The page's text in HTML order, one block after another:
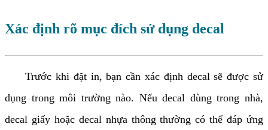
Xác định rõ mục đích sử dụng decal
Trước khi đặt in, bạn cần xác định decal sẽ được sử
dụng trong môi trường nào. Nếu decal dùng trong nhà,
decal giấy hoặc decal nhựa thông thường có thể đáp ứng